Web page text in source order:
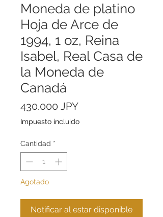
Moneda de platino
Hoja de Arce de
1994, 1 oz, Reina
Isabel, Real Casa de
la Moneda de
Canadá
430.000 JPYPrecio
Impuesto incluido
Cantidad *
Agotado
Notificar al estar disponible